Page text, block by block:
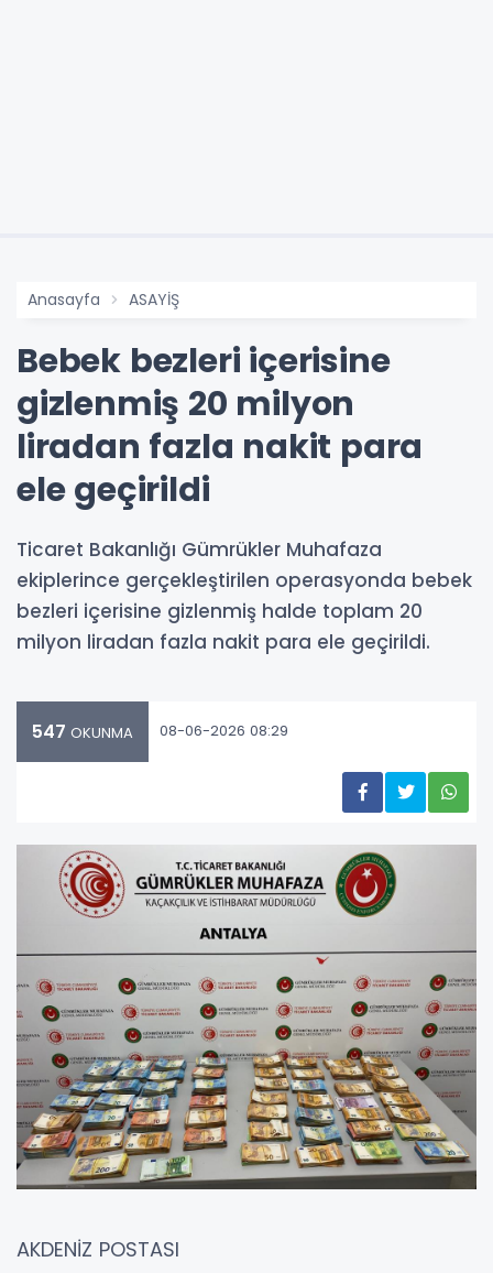
Anasayfa ASAYİŞ
Bebek bezleri içerisine
gizlenmiş 20 milyon
liradan fazla nakit para
ele geçirildi
Ticaret Bakanlığı Gümrükler Muhafaza
ekiplerince gerçekleştirilen operasyonda bebek
bezleri içerisine gizlenmiş halde toplam 20
milyon liradan fazla nakit para ele geçirildi.
547 OKUNMA 08-06-2026 08:29
AKDENİZ POSTASI